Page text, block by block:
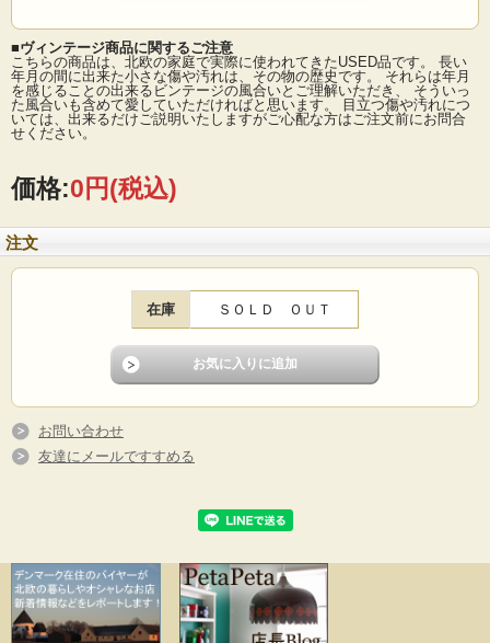
デンマークの小さな島（ボーンホルム島）に1835年から1996年まで存在した陶器
メーカーSoholm（スーホルム）のケーキプレートです。ぽってりとした厚みのあ
るフォルム、ブラウンの素地に薄く乳白色の釉薬がかけられています。柔らかな
フォルムが魅力です。
■メーカー：Soholm（スーホルム）
■サイズ ：Φ17.5cm
■ヴィンテージ商品に関するご注意
こちらの商品は、北欧の家庭で実際に使われてきたUSED品です。 長い
年月の間に出来た小さな傷や汚れは、その物の歴史です。 それらは年月
を感じることの出来るビンテージの風合いとご理解いただき、 そういっ
た風合いも含めて愛していただければと思います。 目立つ傷や汚れにつ
いては、出来るだけご説明いたしますがご心配な方はご注文前にお問合
せください。
価格:0円(税込)
注文
在庫 ＳＯＬＤ ＯＵＴ
お問い合わせ
友達にメールですすめる